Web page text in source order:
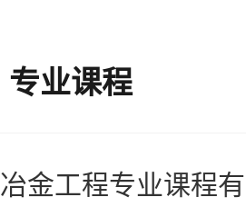
专业课程
冶金工程专业课程